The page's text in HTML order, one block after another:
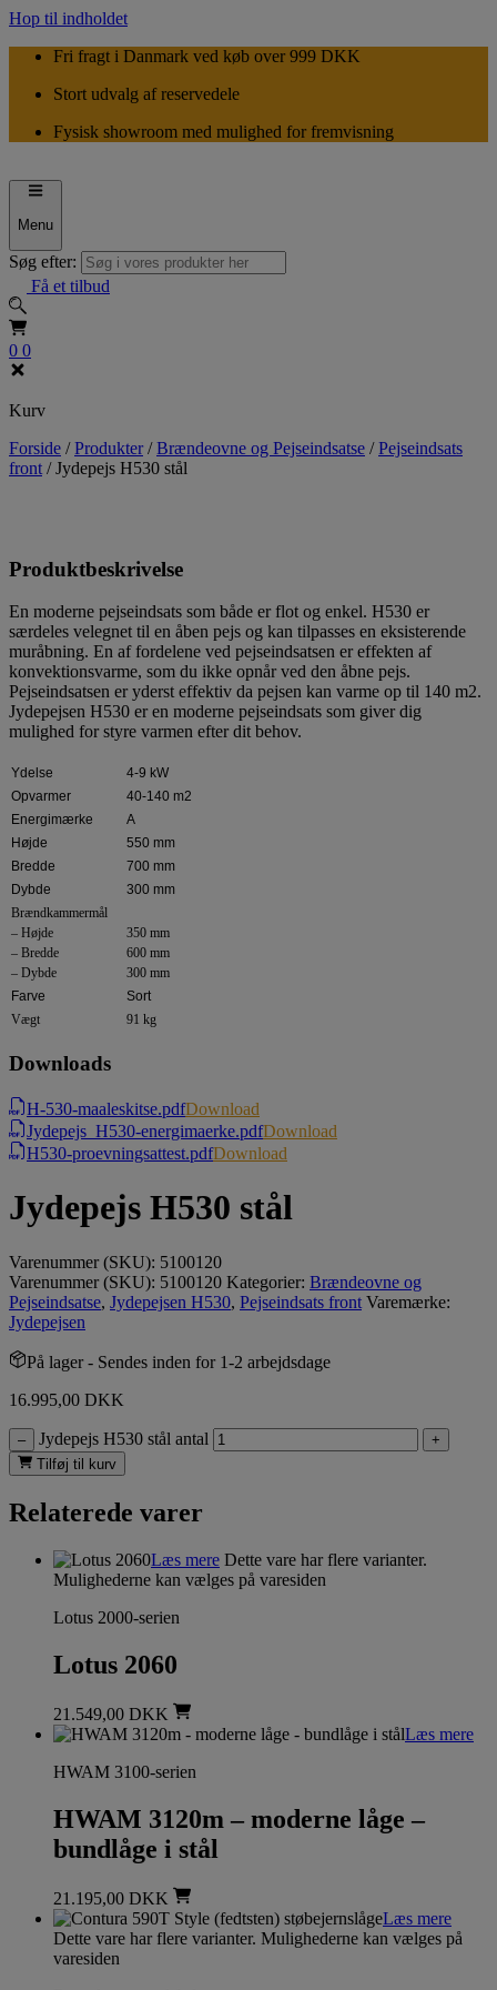
Hop til indholdet
Fri fragt i Danmark ved køb over 999 DKK
Stort udvalg af reservedele
Fysisk showroom med mulighed for fremvisning
Menu
Søg efter:
Få et tilbud
0 0
Kurv
Forside /Produkter /Brændeovne og Pejseindsatse /Pejseindsats
front /Jydepejs H530 stål
Produktbeskrivelse
En moderne pejseindsats som både er flot og enkel. H530 er
særdeles velegnet til en åben pejs og kan tilpasses en eksisterende
muråbning. En af fordelene ved pejseindsatsen er effekten af
konvektionsvarme, som du ikke opnår ved den åbne pejs.
Pejseindsatsen er yderst effektiv da pejsen kan varme op til 140 m2.
Jydepejsen H530 er en moderne pejseindsats som giver dig
mulighed for styre varmen efter dit behov.
Ydelse
4-9 kW
Opvarmer
40-140 m2
Energimærke
A
Højde
550 mm
Bredde
700 mm
Dybde
300 mm
Brændkammermål
– Højde
– Bredde
– Dybde
350 mm
600 mm
300 mm
Farve
Sort
Vægt
91 kg
Downloads
H-530-maaleskitse.pdfDownload
Jydepejs_H530-energimaerke.pdfDownload
H530-proevningsattest.pdfDownload
Jydepejs H530 stål
Varenummer (SKU): 5100120
Varenummer (SKU): 5100120 Kategorier: Brændeovne og
Pejseindsatse, Jydepejsen H530, Pejseindsats front Varemærke:
Jydepejsen
På lager - Sendes inden for 1-2 arbejdsdage
16.995,00 DKK
– Jydepejs H530 stål antal
+
Tilføj til kurv
Relaterede varer
Læs mere Dette vare har flere varianter.
Mulighederne kan vælges på varesiden
Lotus 2000-serien
Lotus 2060
21.549,00 DKK
Læs mere
HWAM 3100-serien
HWAM 3120m – moderne låge –
bundlåge i stål
21.195,00 DKK
Læs mere
Dette vare har flere varianter. Mulighederne kan vælges på
varesiden